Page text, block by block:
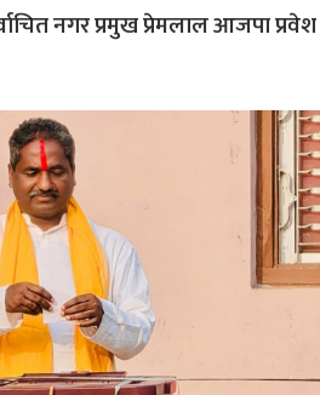
नगर प्रमुख प्रेमलाल आजपा प्रवेश